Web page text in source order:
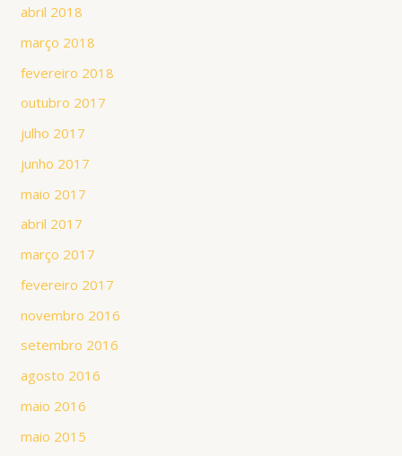
abril 2018
março 2018
fevereiro 2018
outubro 2017
julho 2017
junho 2017
maio 2017
abril 2017
março 2017
fevereiro 2017
novembro 2016
setembro 2016
agosto 2016
maio 2016
maio 2015